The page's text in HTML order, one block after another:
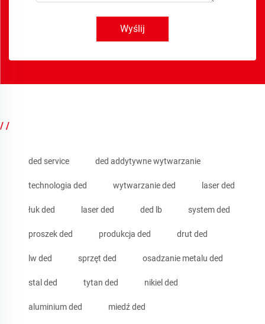
Wyślij
/ /
ded service ded addytywne wytwarzanie
technologia ded wytwarzanie ded laser ded
łuk ded laser ded ded lb system ded
proszek ded produkcja ded drut ded
lw ded sprzęt ded osadzanie metalu ded
stal ded tytan ded nikiel ded
aluminium ded miedź ded